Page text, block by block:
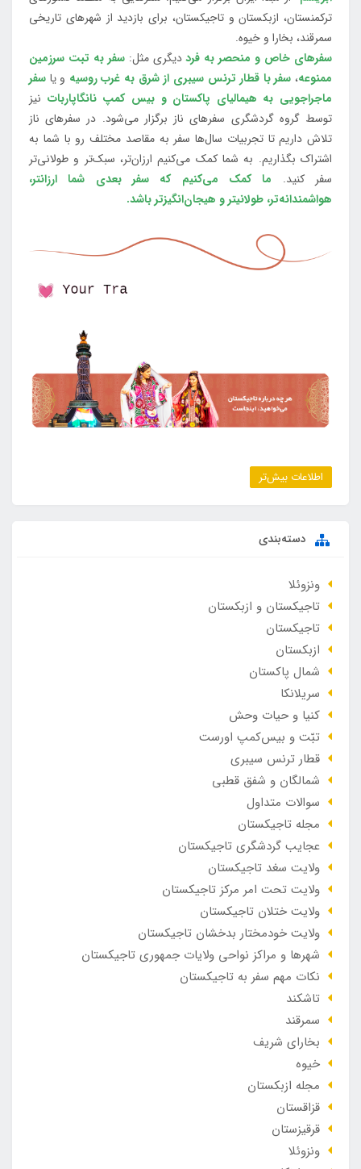
ترکمنستان، ازبکستان و تاجیکستان، برای بازدید از شهرهای تاریخی
سمرقند، بخارا و خیوه.
سفرهای خاص و منحصر به فرددیگری مثل:سفر به تبت سرزمین
ممنوعه، سفر با قطار ترنس سیبری از شرق به غرب روسیه و یا سفر
ماجراجویی به هیمالیای پاکستان و بیس کمپ نانگاپاربات نیز
توسط گروه گردشگری سفرهای ناز برگزار می‌شود. در سفرهای ناز
تلاش داریم تا تجربیات سال‌ها سفر به مقاصد مختلف رو با شما به
اشتراک بگذاریم. به شما کمک می‌کنیم ارزان‌تر، سبک‌تر و طولانی‌تر
سفر کنید. ما کمک می‌کنیم که سفر بعدی شما ارزانتر،
هواشمندانه‌تر، طولانی‎تر و هیجان‌انگیزتر باشد.
اطلاعات بیش‌تر
دسته‌بندی
ونزوئلا
تاجیکستان و ازبکستان
تاجیکستان
ازبکستان
شمال پاکستان
سریلانکا
کنیا و حیات وحش
تبّت و بیس‌کمپ اورست
قطار ترنس سیبری
شمالگان و شفق قطبی
سوالات متداول
مجله تاجیکستان
عجایب گردشگری تاجیکستان
ولایت سغد تاجیکستان
ولایت تحت امر مرکز تاجیکستان
ولایت ختلان تاجیکستان
ولایت خودمختار بدخشان تاجیکستان
شهرها و مراکز نواحی ولایات جمهوری تاجیکستان
نکات مهم سفر به تاجیکستان
تاشکند
سمرقند
بخارای شریف
خیوه
مجله ازبکستان
قزاقستان
قرقیزستان
ونزوئلا